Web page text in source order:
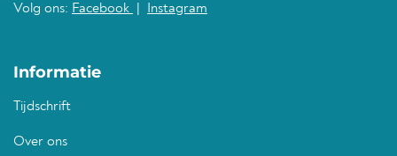
Volg ons: Facebook Instagram
Informatie
Tijdschrift
Over ons